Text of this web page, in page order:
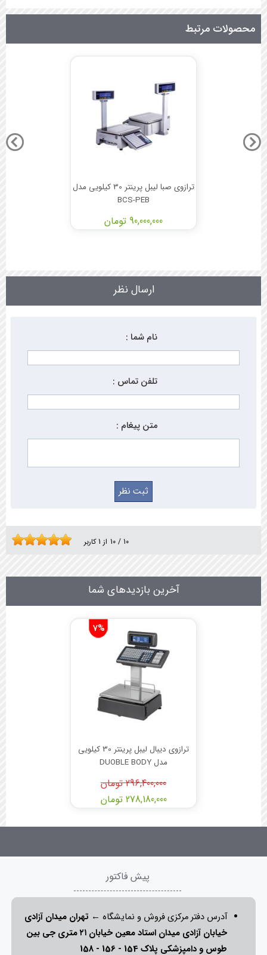
محصولات مرتبط
ترازوی صبا لیبل پرینتر 30 کیلویی مدل
BCS-PEB
90,000,000 تومان
ارسال نظر
نام شما :
تلفن تماس :
متن پیغام :
10 / 10 از 1کاربر
آخرین بازدیدهای شما
7%
ترازوی دیبال لیبل پرینتر 30 کیلویی
مدل DUOBLE BODY
296,400,000 تومان
278,180,000 تومان
پیش فاکتور
آدرس دفتر مرکزی فروش و نمایشگاه ← تهران میدان آزادی
خیابان آزادی میدان استاد معین خیابان ۲۱ متری جی بین
طوس و دامپزشکی پلاک 154 - 156 - 158